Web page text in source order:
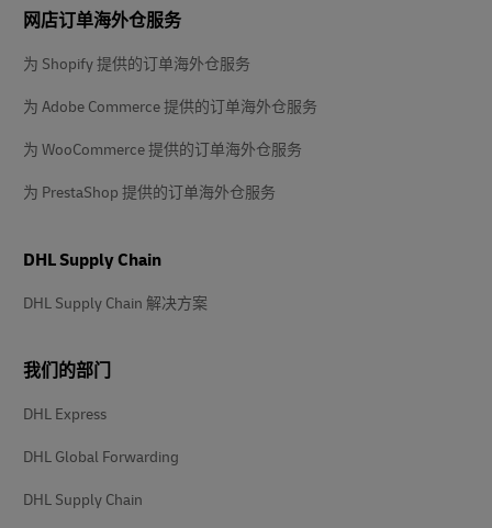
页
脚
网店订单海外仓服务
为 Shopify 提供的订单海外仓服务
为 Adobe Commerce 提供的订单海外仓服务
为 WooCommerce 提供的订单海外仓服务
为 PrestaShop 提供的订单海外仓服务
DHL Supply Chain
DHL Supply Chain 解决方案
我们的部门
DHL Express
DHL Global Forwarding
DHL Supply Chain